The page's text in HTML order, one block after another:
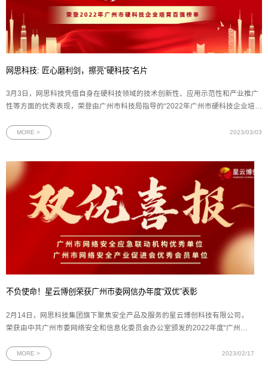
网思科技: 匠心磨利剑，擦亮“硬科技”名片
3月3日，网思科技凭借自身在硬科技领域的技术创新性、应用示范性和产业推广
性等方面的优秀表现，荣登由广州市科技局指导的“2022年广州市硬科技企业培育
一级调研员李江、黄埔区领导智羽和广州金控基金管理有限公司董事长黄成等领
MORE > 2023/03/03
不负使命！星云博创荣获广州市委网信办年度“双优”表彰
2月14日，网思科技集团旗下聚焦安全产品及服务的星云博创科技有限公司，
荣获由中共广州市委网络安全和信息化委员会办公室颁发的2022年度“广州市
双项荣誉。图为星云博创双项“优秀单位”奖牌由中共广州市委网络安全和信息
MORE > 2023/02/17